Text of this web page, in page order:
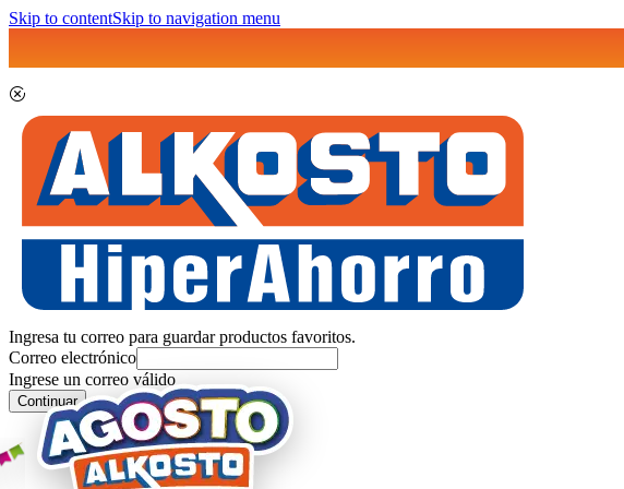
Skip to contentSkip to navigation menu
Ingresa tu correo para guardar productos favoritos.
Correo electrónico
Ingrese un correo válido
Continuar